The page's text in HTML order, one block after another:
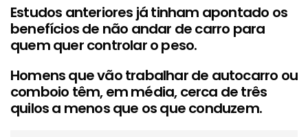
Estudos anteriores já tinham apontado os
benefícios de não andar de carro para
quem quer controlar o peso.
Homens que vão trabalhar de autocarro ou
comboio têm, em média, cerca de três
quilos a menos que os que conduzem.